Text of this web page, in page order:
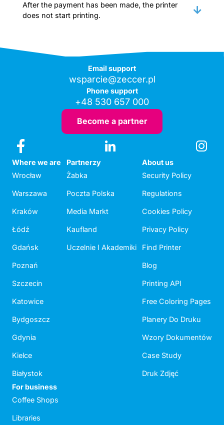
After the payment has been made, the printer
does not start printing.
Email support
wsparcie@zeccer.pl
Phone support
+48 530 657 000
Become a partner
Where we are
Wrocław
Warszawa
Kraków
Łódź
Gdańsk
Poznań
Szczecin
Katowice
Bydgoszcz
Gdynia
Kielce
Białystok
Partnerzy
Żabka
Poczta Polska
Media Markt
Kaufland
Uczelnie I Akademiki
About us
Security Policy
Regulations
Cookies Policy
Privacy Policy
Find Printer
Blog
Printing API
Free Coloring Pages
Planery Do Druku
Wzory Dokumentów
Case Study
Druk Zdjęć
For business
Coffee Shops
Libraries